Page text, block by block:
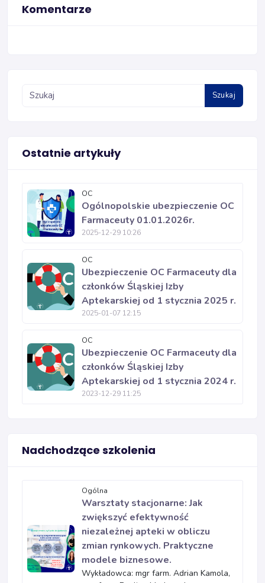
Komentarze
Szukaj
Ostatnie artykuły
OC
Ogólnopolskie ubezpieczenie OC
Farmaceuty 01.01.2026r.
2025-12-29 10:26
OC
Ubezpieczenie OC Farmaceuty dla
członków Śląskiej Izby
Aptekarskiej od 1 stycznia 2025 r.
2025-01-07 12:15
OC
Ubezpieczenie OC Farmaceuty dla
członków Śląskiej Izby
Aptekarskiej od 1 stycznia 2024 r.
2023-12-29 11:25
Nadchodzące szkolenia
Ogólna
Warsztaty stacjonarne: Jak
zwiększyć efektywność
niezależnej apteki w obliczu
zmian rynkowych. Praktyczne
modele biznesowe.
Wykładowca: mgr farm. Adrian Kamola,